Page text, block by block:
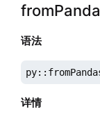
语法
详情